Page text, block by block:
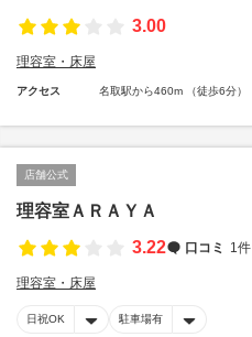
3.00
理容室・床屋
アクセス 名取駅から460m （徒歩6分）
店舗公式
理容室ＡＲＡＹＡ
3.22
口コミ 1件
理容室・床屋
日祝OK 駐車場有